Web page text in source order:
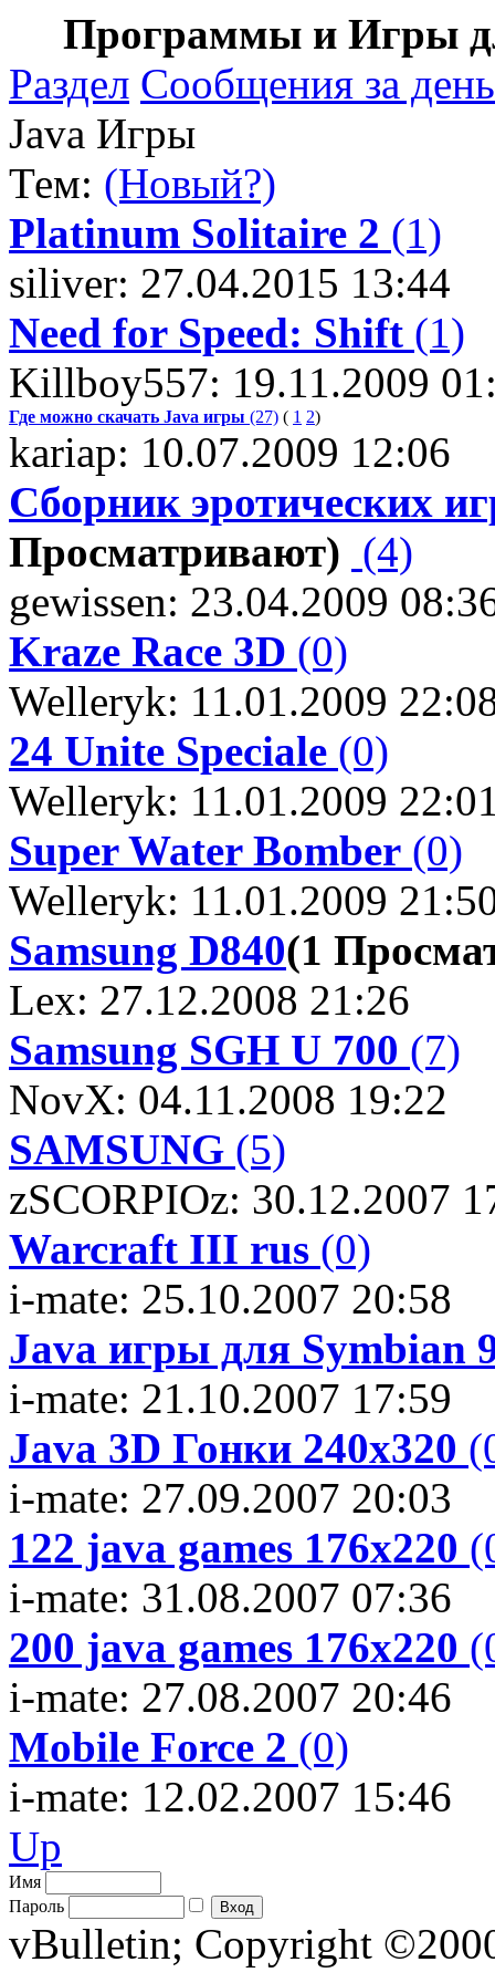
Программы и Игры
Раздел Сообщения за день
Java Игры
Тем: (Новый?)
Platinum Solitaire 2 (1)
siliver: 27.04.2015 13:44
Need for Speed: Shift (1)
Killboy557: 19.11.2009
Где можно скачать Java игры (27) ( 1 2)
kariap: 10.07.2009 12:06
Сборник эротических
Просматривают) (4)
gewissen: 23.04.2009
Kraze Race 3D (0)
Welleryk: 11.01.2009
24 Unite Speciale (0)
Welleryk: 11.01.2009
Super Water Bomber (0)
Welleryk: 11.01.2009
Samsung D840(1
Lex: 27.12.2008 21:26
Samsung SGH U 700 (7)
NovX: 04.11.2008 19:22
SAMSUNG (5)
zSCORPIOz: 30.12.2007
Warcraft III rus (0)
i-mate: 25.10.2007 20:58
Java игры для Symbian
i-mate: 21.10.2007 17:59
Java 3D Гонки 240х320
i-mate: 27.09.2007 20:03
122 java games 176x220
i-mate: 31.08.2007 07:36
200 java games 176x220
i-mate: 27.08.2007 20:46
Mobile Force 2 (0)
i-mate: 12.02.2007 15:46
Up
Имя
Пароль
vBulletin; Copyright